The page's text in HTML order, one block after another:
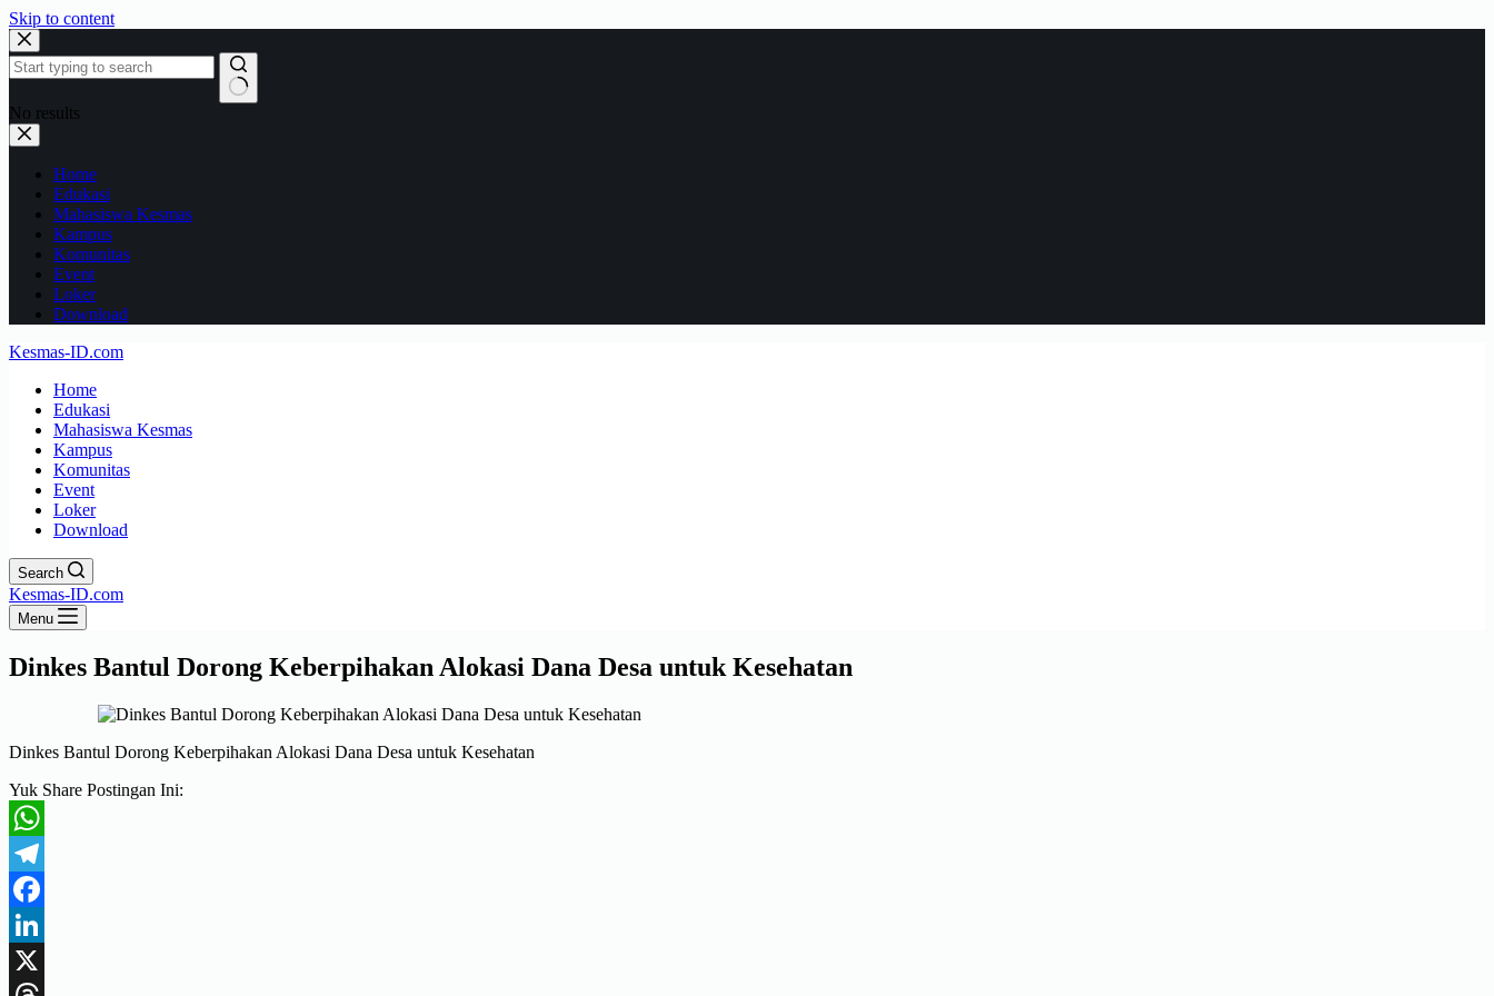
Skip to content
No results
Home
Edukasi
Mahasiswa Kesmas
Kampus
Komunitas
Event
Loker
Download
Kesmas-ID.com
Home
Edukasi
Mahasiswa Kesmas
Kampus
Komunitas
Event
Loker
Download
Search
Kesmas-ID.com
Menu
Dinkes Bantul Dorong Keberpihakan Alokasi Dana Desa untuk Kesehatan
Dinkes Bantul Dorong Keberpihakan Alokasi Dana Desa untuk Kesehatan
Yuk Share Postingan Ini:
WhatsApp
Telegram
Facebook
LinkedIn